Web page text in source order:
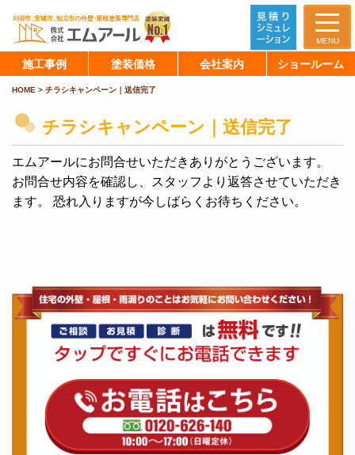
MENU
施工事例 塗装価格 会社案内 ショールーム
HOME > チラシキャンペーン｜送信完了
チラシキャンペーン｜送信完了
エムアールにお問合せいただきありがとうございます。
お問合せ内容を確認し、スタッフより返答させていただき
ます。
恐れ入りますが今しばらくお待ちください。